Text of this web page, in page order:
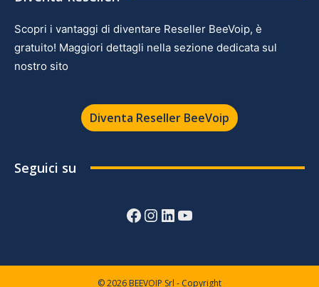
Scopri i vantaggi di diventare Reseller BeeVoip, è
gratuito! Maggiori dettagli nella sezione dedicata sul
nostro sito
Diventa Reseller BeeVoip
Seguici su
Facebook
Instagram
LinkedIn
YouTube
© 2026 BEEVOIP Srl - Copyright